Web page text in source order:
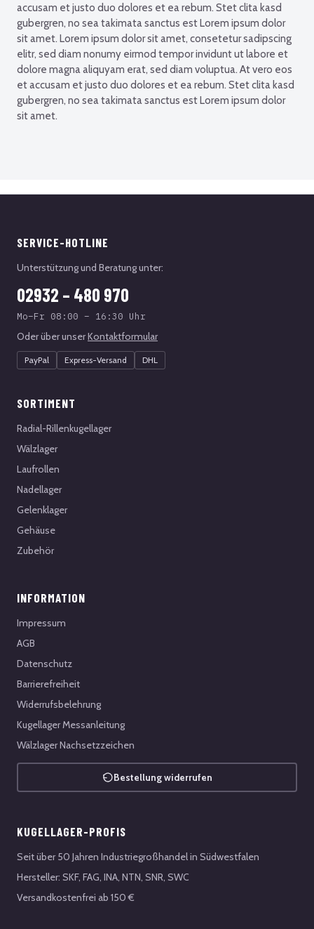
accusam et justo duo dolores et ea rebum. Stet clita kasd
gubergren, no sea takimata sanctus est Lorem ipsum dolor
sit amet. Lorem ipsum dolor sit amet, consetetur sadipscing
elitr, sed diam nonumy eirmod tempor invidunt ut labore et
dolore magna aliquyam erat, sed diam voluptua. At vero eos
et accusam et justo duo dolores et ea rebum. Stet clita kasd
gubergren, no sea takimata sanctus est Lorem ipsum dolor
sit amet.
SERVICE-HOTLINE
Unterstützung und Beratung unter:
02932 – 480 970
Mo–Fr 08:00 – 16:30 Uhr
Oder über unserKontaktformular
PayPal Express-Versand DHL
SORTIMENT
Radial-Rillenkugellager
Wälzlager
Laufrollen
Nadellager
Gelenklager
Gehäuse
Zubehör
INFORMATION
Impressum
AGB
Datenschutz
Barrierefreiheit
Widerrufsbelehrung
Kugellager Messanleitung
Wälzlager Nachsetzzeichen
Bestellung widerrufen
KUGELLAGER-PROFIS
Seit über 50 Jahren Industriegroßhandel in Südwestfalen
Hersteller: SKF, FAG, INA, NTN, SNR, SWC
Versandkostenfrei ab 150 €